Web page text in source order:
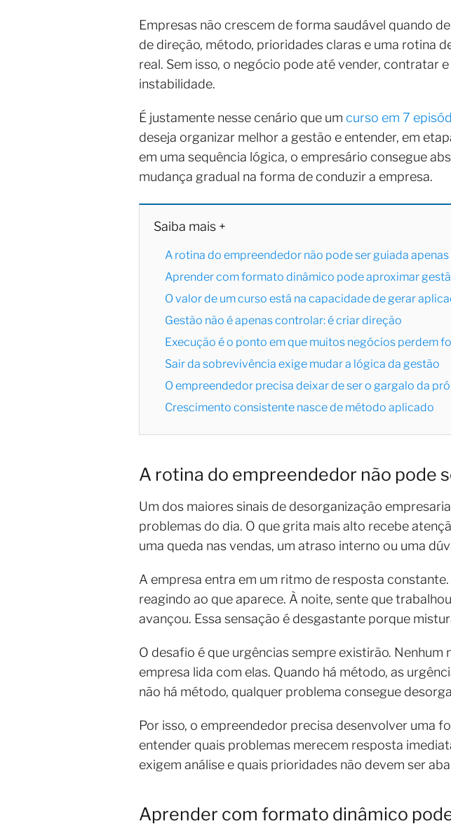
Empresas não crescem de forma saudável quando
de direção, método, prioridades claras e uma rotina
real. Sem isso, o negócio pode até vender, contratar
instabilidade.
É justamente nesse cenário que um curso em 7
deseja organizar melhor a gestão e entender, em
em uma sequência lógica, o empresário consegue
mudança gradual na forma de conduzir a empresa.
Saiba mais +
A rotina do empreendedor não pode ser guiada
Aprender com formato dinâmico pode aproximar
O valor de um curso está na capacidade de gerar
Gestão não é apenas controlar: é criar direção
Execução é o ponto em que muitos negócios perdem
Sair da sobrevivência exige mudar a lógica da gestão
O empreendedor precisa deixar de ser o gargalo da
Crescimento consistente nasce de método aplicado
A rotina do empreendedor não pode
Um dos maiores sinais de desorganização
problemas do dia. O que grita mais alto recebe
uma queda nas vendas, um atraso interno ou uma
A empresa entra em um ritmo de resposta
reagindo ao que aparece. À noite, sente que
avançou. Essa sensação é desgastante porque
O desafio é que urgências sempre existirão.
empresa lida com elas. Quando há método, as
não há método, qualquer problema consegue
Por isso, o empreendedor precisa desenvolver uma
entender quais problemas merecem resposta
exigem análise e quais prioridades não devem ser
Aprender com formato dinâmico